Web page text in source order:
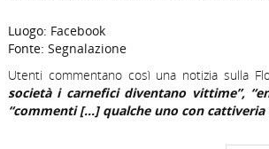
Luogo: Facebook
Fonte: Segnalazione
Utenti commentano così una notizia sulla
società i carnefici diventano vittime”,
“commenti […] qualche uno con cattiveria